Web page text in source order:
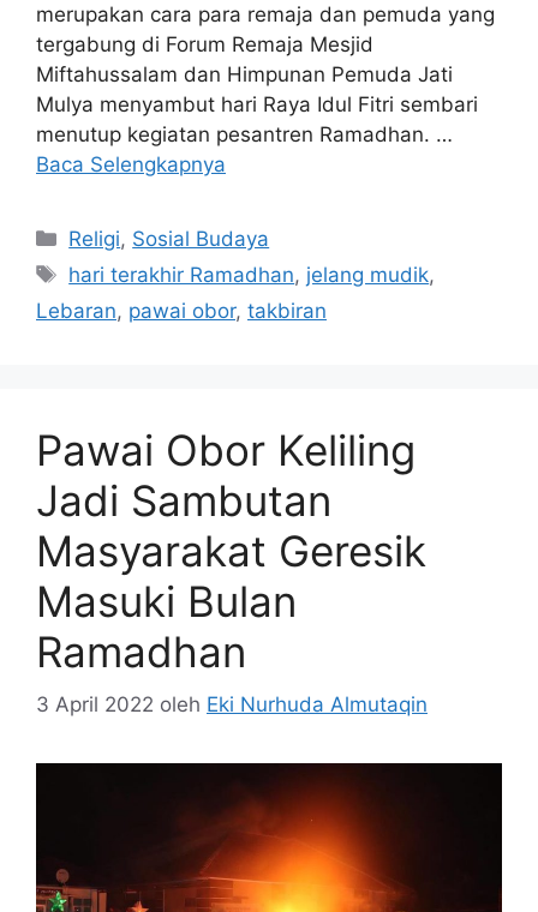
merupakan cara para remaja dan pemuda yang
tergabung di Forum Remaja Mesjid
Miftahussalam dan Himpunan Pemuda Jati
Mulya menyambut hari Raya Idul Fitri sembari
menutup kegiatan pesantren Ramadhan. …
Baca Selengkapnya
Kategori
Religi, Sosial Budaya
Tag
hari terakhir Ramadhan, jelang mudik,
Lebaran, pawai obor, takbiran
Pawai Obor Keliling
Jadi Sambutan
Masyarakat Geresik
Masuki Bulan
Ramadhan
3 April 2022 oleh Eki Nurhuda Almutaqin